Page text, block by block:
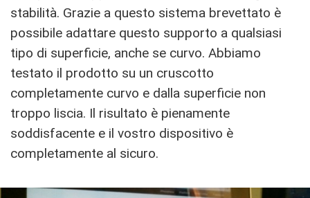
stabilità. Grazie a questo sistema brevettato è
possibile adattare questo supporto a qualsiasi
tipo di superficie, anche se curvo. Abbiamo
testato il prodotto su un cruscotto
completamente curvo e dalla superficie non
troppo liscia. Il risultato è pienamente
soddisfacente e il vostro dispositivo è
completamente al sicuro.